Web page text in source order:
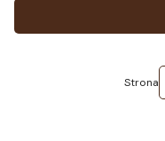
Strona